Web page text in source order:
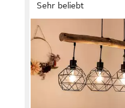
Sehr beliebt
GLOBO LIGHTING
Hängeleuchte
99,90 € UVP 199,99 €
-50%
in 2-3 Werktagen bei dir